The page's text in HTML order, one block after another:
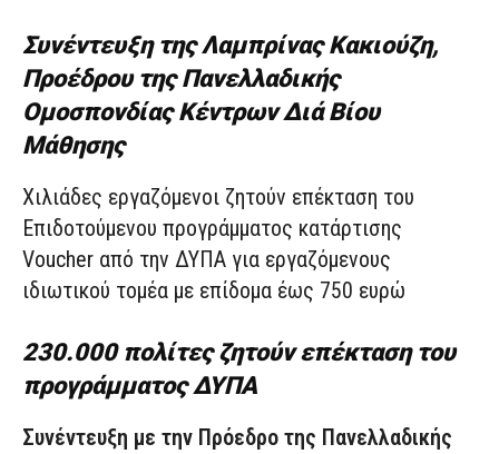
Συνέντευξη της Λαμπρίνας Κακιούζη,
Προέδρου της Πανελλαδικής
Ομοσπονδίας Κέντρων Διά Βίου
Μάθησης
Χιλιάδες εργαζόμενοι ζητούν επέκταση του
Επιδοτούμενου προγράμματος κατάρτισης
Voucher από την ΔΥΠΑ για εργαζόμενους
ιδιωτικού τομέα με επίδομα έως 750 ευρώ
230.000 πολίτες ζητούν επέκταση του
προγράμματος ΔΥΠΑ
Συνέντευξη με την Πρόεδρο της Πανελλαδικής